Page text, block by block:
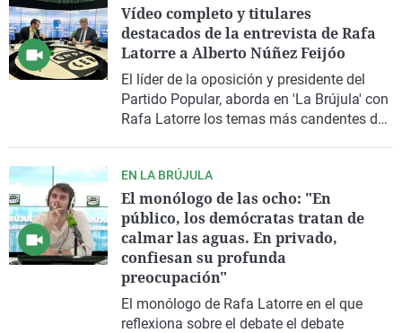
Vídeo completo y titulares
destacados de la entrevista de Rafa
Latorre a Alberto Núñez Feijóo
El líder de la oposición y presidente del
Partido Popular, aborda en 'La Brújula' con
Rafa Latorre los temas más candentes de
abril o el caos ferroviario que afectó a
miles de personas
EN LA BRÚJULA
El monólogo de las ocho: "En
público, los demócratas tratan de
calmar las aguas. En privado,
confiesan su profunda
preocupación"
El monólogo de Rafa Latorre en el que
reflexiona sobre el debate el debate